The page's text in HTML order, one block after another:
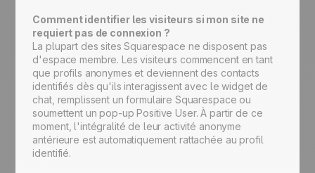
Comment identifier les visiteurs si mon site ne
requiert pas de connexion ?
La plupart des sites Squarespace ne disposent pas
d'espace membre. Les visiteurs commencent en tant
que profils anonymes et deviennent des contacts
identifiés dès qu'ils interagissent avec le widget de
chat, remplissent un formulaire Squarespace ou
soumettent un pop-up Positive User. À partir de ce
moment, l'intégralité de leur activité anonyme
antérieure est automatiquement rattachée au profil
identifié.